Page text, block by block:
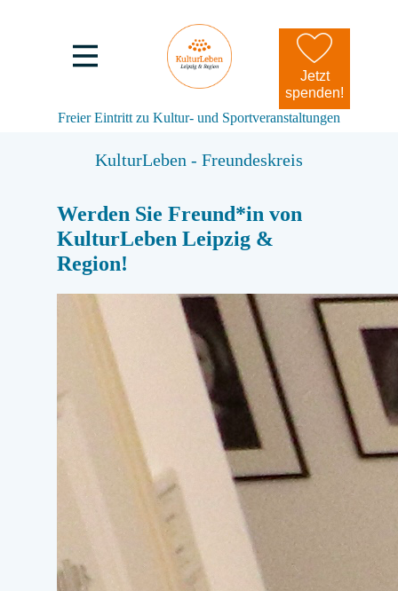
Jetzt
spenden!
Freier Eintritt zu Kultur- und Sportveranstaltungen
KulturLeben - Freundeskreis
Werden Sie Freund*in von
KulturLeben Leipzig &
Region!